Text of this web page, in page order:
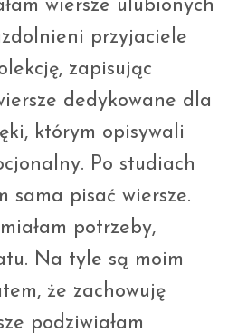
wiersze ulubionych
przyjaciele
zapisując
dedykowane dla
którym opisywali
Po studiach
sama pisać wiersze.
potrzeby,
Na tyle są moim
że zachowuję
podziwiałam